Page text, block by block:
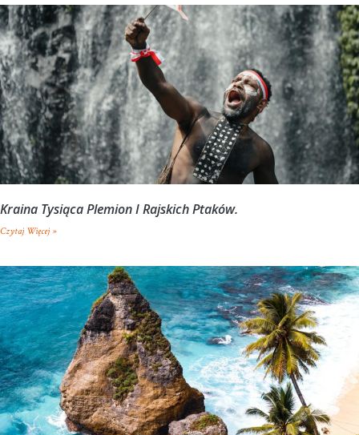
Kraina Tysiąca Plemion I Rajskich Ptaków.
Czytaj Więcej »